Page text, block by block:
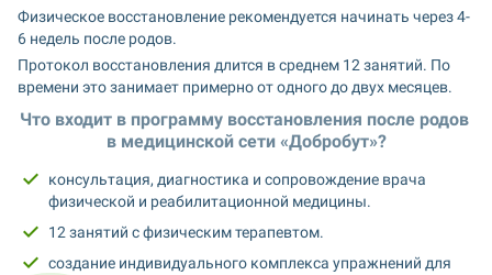
Физическое восстановление рекомендуется начинать через 4-
6 недель после родов.
Протокол восстановления длится в среднем 12 занятий. По
времени это занимает примерно от одного до двух месяцев.
Что входит в программу восстановления после родов
в медицинской сети «Добробут»?
консультация, диагностика и сопровождение врача
физической и реабилитационной медицины.
12 занятий с физическим терапевтом.
создание индивидуального комплекса упражнений для